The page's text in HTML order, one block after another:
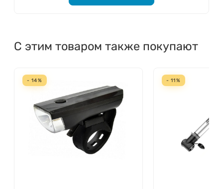
С этим товаром также покупают
- 14% - 11%